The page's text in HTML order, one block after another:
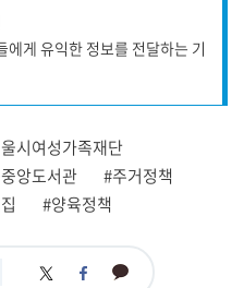
게 유익한 정보를 전달하는 기
시여성가족재단
앙도서관
#주거정책
#양육정책
트 페 카